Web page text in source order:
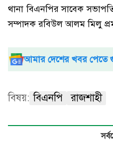
থানা বিএনপির সাবেক
সম্পাদক রবিউল আলম মিলু
আমার দেশের খবর
বিষয়: বিএনপি রাজশাহী